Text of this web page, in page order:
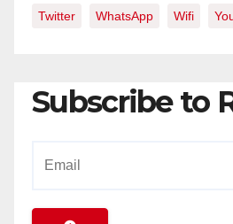
Twitter WhatsApp Wifi
Subscribe to